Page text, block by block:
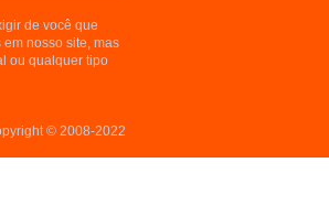
de você que
nosso site, mas
ou qualquer tipo
© 2008-2022